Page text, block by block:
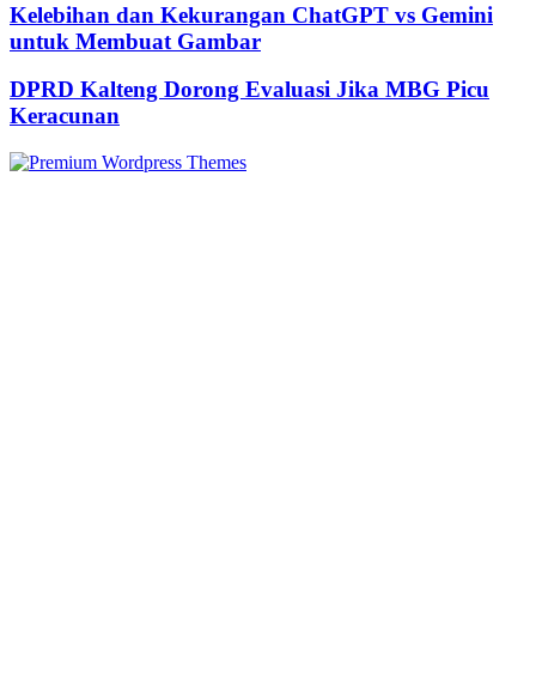
Kelebihan dan Kekurangan ChatGPT vs Gemini
untuk Membuat Gambar
DPRD Kalteng Dorong Evaluasi Jika MBG Picu
Keracunan